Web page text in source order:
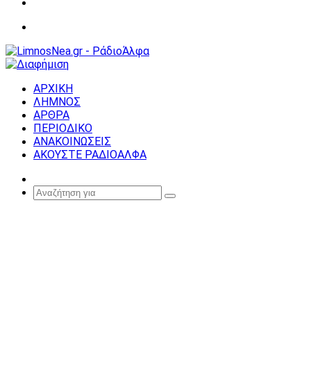
ΑΡΧΙΚΗ
ΛΗΜΝΟΣ
ΑΡΘΡΑ
ΠΕΡΙΟΔΙΚΟ
ΑΝΑΚΟΙΝΩΣΕΙΣ
ΑΚΟΥΣΤΕ ΡΑΔΙΟΑΛΦΑ
Article
Αναζήτηση